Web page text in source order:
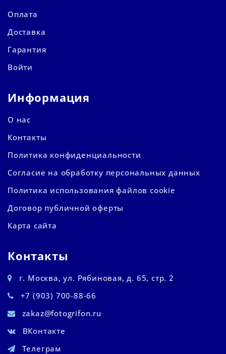
Оплата
Доставка
Гарантия
Войти
Информация
О нас
Контакты
Политика конфиденциальности
Согласие на обработку персональных данных
Политика использования файлов cookie
Договор публичной оферты
Карта сайта
Контакты
г. Москва, ул. Рябиновая, д. 65, стр. 2
+7 (903) 700-88-66
zakaz@fotogrifon.ru
ВКонтакте
Телеграм